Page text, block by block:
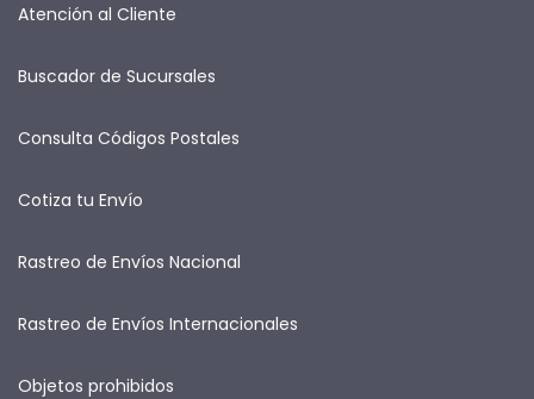
Atención al Cliente
Buscador de Sucursales
Consulta Códigos Postales
Cotiza tu Envío
Rastreo de Envíos Nacional
Rastreo de Envíos Internacionales
Objetos prohibidos